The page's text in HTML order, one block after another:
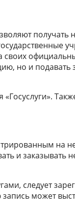
получать
но и подавать
на
и заказывать
следует
запись может